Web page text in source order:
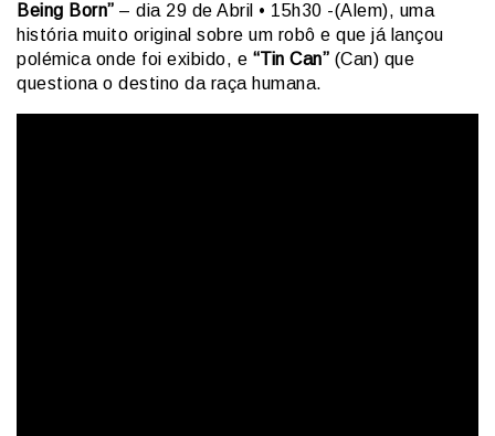
Being Born” – dia 29 de Abril • 15h30 -(Alem), uma
história muito original sobre um robô e que já lançou
polémica onde foi exibido, e “Tin Can” (Can) que
questiona o destino da raça humana.